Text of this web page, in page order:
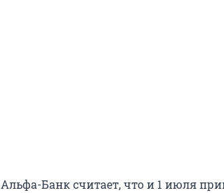
Альфа-Банк считает, что и 1 июля